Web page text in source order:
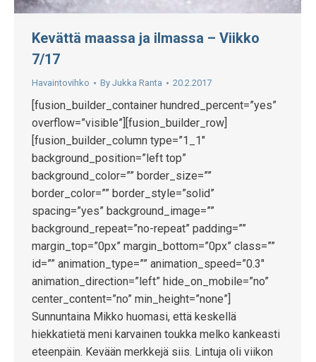
Kevättä maassa ja ilmassa – Viikko
7/17
Havaintovihko By Jukka Ranta 20.2.2017
[fusion_builder_container hundred_percent=”yes”
overflow=”visible”][fusion_builder_row]
[fusion_builder_column type=”1_1″
background_position=”left top”
background_color=”” border_size=””
border_color=”” border_style=”solid”
spacing=”yes” background_image=””
background_repeat=”no-repeat” padding=””
margin_top=”0px” margin_bottom=”0px” class=””
id=”” animation_type=”” animation_speed=”0.3″
animation_direction=”left” hide_on_mobile=”no”
center_content=”no” min_height=”none”]
Sunnuntaina Mikko huomasi, että keskellä
hiekkatietä meni karvainen toukka melko kankeasti
eteenpäin. Kevään merkkejä siis. Lintuja oli viikon